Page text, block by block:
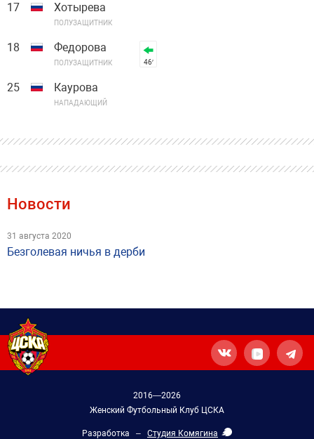
17 Хотырева
ПОЛУЗАЩИТНИК
18 Федорова
ПОЛУЗАЩИТНИК 46′
25 Каурова
НАПАДАЮЩИЙ
Новости
31 августа 2020
Безголевая ничья в дерби
2016—2026
Женский Футбольный Клуб ЦСКА
Разработка – Студия Комягина